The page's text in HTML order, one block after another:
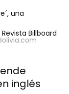
una
Billboard
inglés